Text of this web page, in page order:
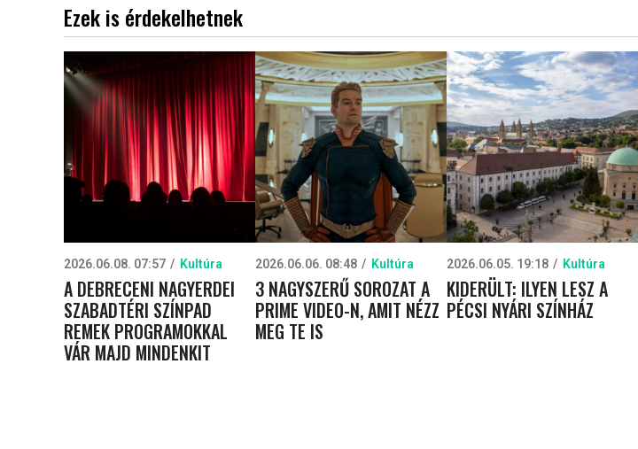
Ezek is érdekelhetnek
2026.06.08. 07:57 Kultúra
A DEBRECENI NAGYERDEI
SZABADTÉRI SZÍNPAD
REMEK PROGRAMOKKAL
VÁR MAJD MINDENKIT
2026.06.06. 08:48 Kultúra
3 NAGYSZERŰ SOROZAT A
PRIME VIDEO-N, AMIT NÉZZ
MEG TE IS
2026.06.05. 19:18 Kultúra
KIDERÜLT: ILYEN LESZ A
PÉCSI NYÁRI SZÍNHÁZ